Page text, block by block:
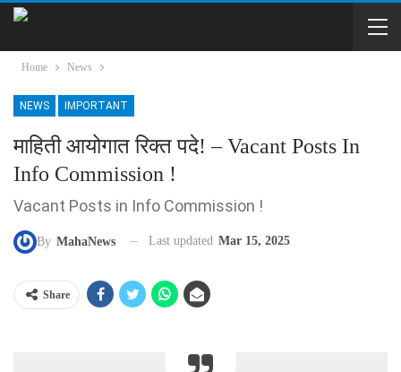
Home News
NEWS IMPORTANT
माहिती आयोगात रिक्त पदे! – Vacant Posts In
Info Commission !
Vacant Posts in Info Commission !
By MahaNews Last updated Mar 15, 2025
Share